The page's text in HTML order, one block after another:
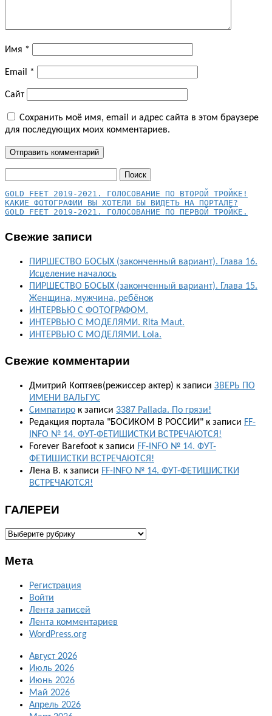
Имя *
Email *
Сайт
Сохранить моё имя, email и адрес сайта в этом браузере
для последующих моих комментариев.
КАКИЕ ФОТОГРАФИИ ВЫ ХОТЕЛИ БЫ ВИДЕТЬ НА ПОРТАЛЕ?
GOLD FEET 2019-2021. ГОЛОСОВАНИЕ ПО ПЕРВОЙ ТРОЙКЕ.
Свежие записи
ПИРШЕСТВО БОСЫХ (законченный вариант). Глава 16.
Исцеление началось
ПИРШЕСТВО БОСЫХ (законченный вариант). Глава 15.
Женщина, мужчина, ребёнок
ИНТЕРВЬЮ С ФОТОГРАФОМ.
ИНТЕРВЬЮ С МОДЕЛЯМИ. Rita Maut.
ИНТЕРВЬЮ С МОДЕЛЯМИ. Lola.
Свежие комментарии
Дмитрий Коптяев(режиссер актер) к записи ЗВЕРЬ ПО
ИМЕНИ ВАЛЬГУС
Симпатиро к записи 3387 Pallada. По грязи!
Редакция портала "БОСИКОМ В РОССИИ" к записи FF-
INFO № 14. ФУТ-ФЕТИШИСТКИ ВСТРЕЧАЮТСЯ!
Forever Barefoot к записи FF-INFO № 14. ФУТ-
ФЕТИШИСТКИ ВСТРЕЧАЮТСЯ!
Лена В. к записи FF-INFO № 14. ФУТ-ФЕТИШИСТКИ
ВСТРЕЧАЮТСЯ!
ГАЛЕРЕИ
ГАЛЕРЕИ
Мета
Регистрация
Войти
Лента записей
Лента комментариев
WordPress.org
Август 2026
Июль 2026
Июнь 2026
Май 2026
Апрель 2026